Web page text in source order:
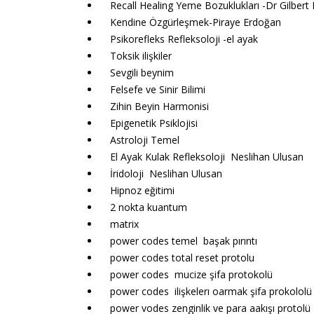
Recall Healing Yeme Bozuklukları -Dr Gilbert
Kendine Özgürleşmek-Piraye Erdoğan
Psikorefleks Refleksoloji -el ayak
Toksik ilişkiler
Sevgili beynim
Felsefe ve Sinir Bilimi
Zihin Beyin Harmonisi
Epigenetik Psiklojisi
Astroloji Temel
El Ayak Kulak Refleksoloji Neslihan Ulusan
İridoloji Neslihan Ulusan
Hipnoz eğitimi
2 nokta kuantum
matrix
power codes temel başak pırıntı
power codes total reset protolu
power codes mucize şifa protokolü
power codes ilişkelerı oarmak şifa prokololü
power vodes zenginlik ve para aakışı protolü